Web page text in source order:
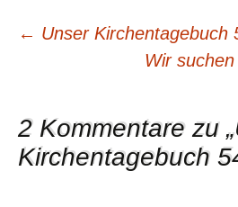
← Unser Kirchentagebuch
Wir
2 Kommentare zu „
Kirchentagebuch